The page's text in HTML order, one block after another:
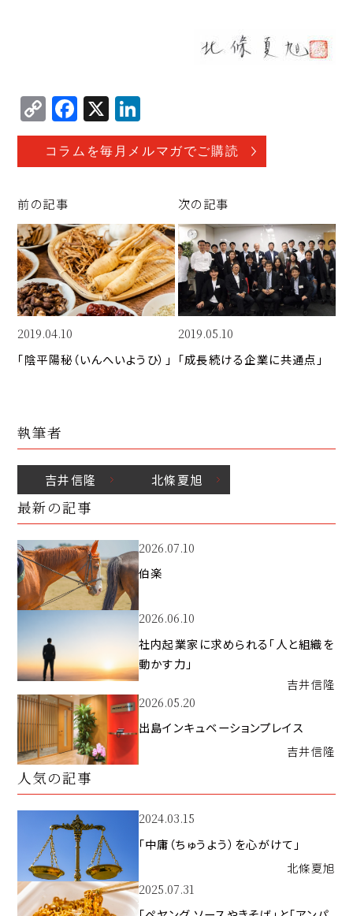
C
o
p
Li
n
k
F
a
c
o
o
k
X
n
k
I
n
コラムを毎月メルマガでご購読
前の記事
2019.04.10
「陰平陽秘（いんへいようひ）」
次の記事
2019.05.10
「成長続ける企業に共通点」
執筆者
吉井信隆 北條夏旭
最新の記事
2026.07.10
伯楽
2026.06.10
社内起業家に求められる「人と組織を
動かす力」
吉井信隆
2026.05.20
出島インキュベーションプレイス
吉井信隆
人気の記事
2024.03.15
「中庸（ちゅうよう）を心がけて」
北條夏旭
2025.07.31